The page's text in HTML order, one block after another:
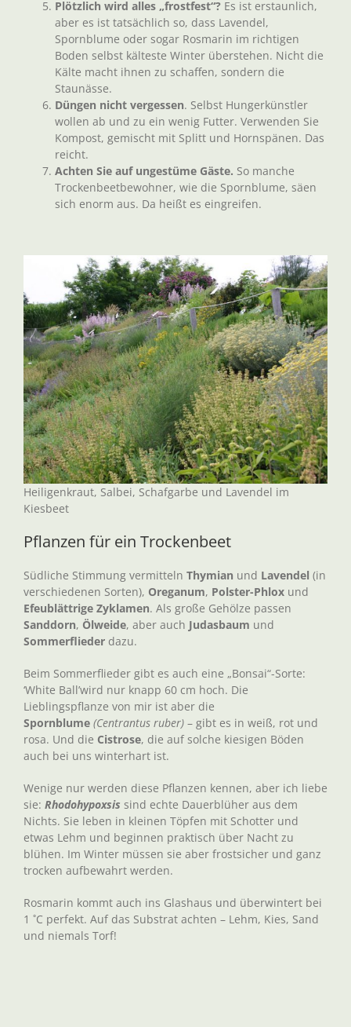
Plötzlich wird alles „frostfest“? Es ist erstaunlich,
aber es ist tatsächlich so, dass Lavendel,
Spornblume oder sogar Rosmarin im richtigen
Boden selbst kälteste Winter überstehen. Nicht die
Kälte macht ihnen zu schaffen, sondern die
Staunässe.
Düngen nicht vergessen. Selbst Hungerkünstler
wollen ab und zu ein wenig Futter. Verwenden Sie
Kompost, gemischt mit Splitt und Hornspänen. Das
reicht.
Achten Sie auf ungestüme Gäste. So manche
Trockenbeetbewohner, wie die Spornblume, säen
sich enorm aus. Da heißt es eingreifen.
Heiligenkraut, Salbei, Schafgarbe und Lavendel im
Kiesbeet
Pflanzen für ein Trockenbeet
Südliche Stimmung vermitteln Thymian und Lavendel (in
verschiedenen Sorten), Oreganum, Polster-Phlox und
Efeublättrige Zyklamen. Als große Gehölze passen
Sanddorn, Ölweide, aber auch Judasbaum und
Sommerflieder dazu.
Beim Sommerflieder gibt es auch eine „Bonsai“-Sorte:
‘White Ball’wird nur knapp 60 cm hoch. Die
Lieblingspflanze von mir ist aber die
Spornblume (Centrantus ruber) – gibt es in weiß, rot und
rosa. Und die Cistrose, die auf solche kiesigen Böden
auch bei uns winterhart ist.
Wenige nur werden diese Pflanzen kennen, aber ich liebe
sie: Rhodohypoxsis sind echte Dauerblüher aus dem
Nichts. Sie leben in kleinen Töpfen mit Schotter und
etwas Lehm und beginnen praktisch über Nacht zu
blühen. Im Winter müssen sie aber frostsicher und ganz
trocken aufbewahrt werden.
Rosmarin kommt auch ins Glashaus und überwintert bei
1 ˚C perfekt. Auf das Substrat achten – Lehm, Kies, Sand
und niemals Torf!